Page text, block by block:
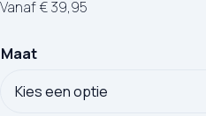
Vanaf€39,95
Maat